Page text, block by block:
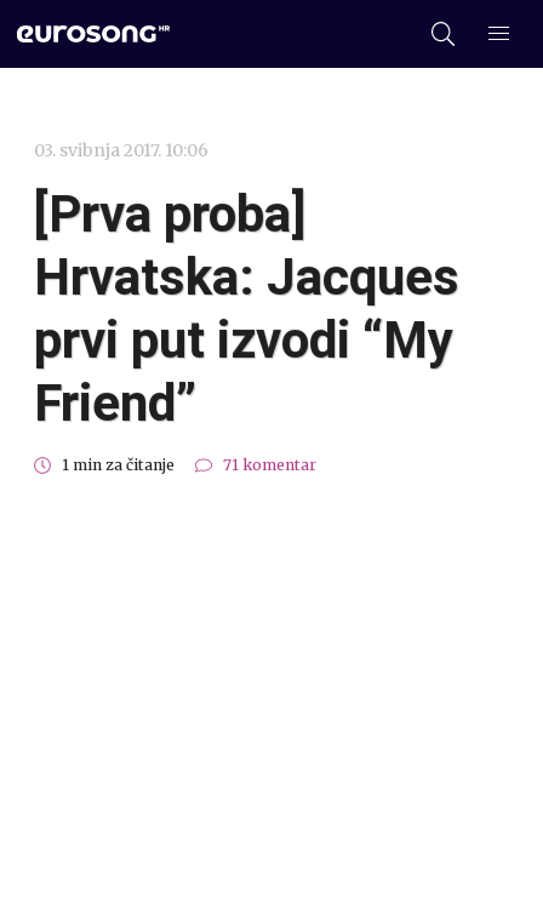
03. svibnja 2017. 10:06
[Prva proba]
Hrvatska: Jacques
prvi put izvodi “My
Friend”
1 min za čitanje 71 komentar